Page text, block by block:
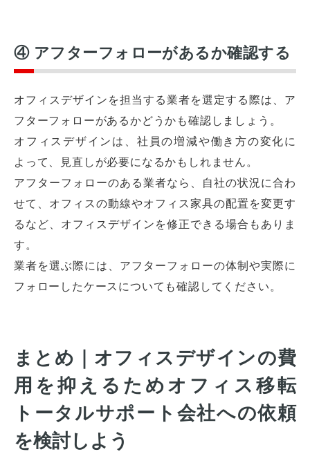
④ アフターフォローがあるか確認する
オフィスデザインを担当する業者を選定する際は、ア
フターフォローがあるかどうかも確認しましょう。
オフィスデザインは、社員の増減や働き方の変化に
よって、見直しが必要になるかもしれません。
アフターフォローのある業者なら、自社の状況に合わ
せて、オフィスの動線やオフィス家具の配置を変更す
るなど、オフィスデザインを修正できる場合もありま
す。
業者を選ぶ際には、アフターフォローの体制や実際に
フォローしたケースについても確認してください。
まとめ｜オフィスデザインの費
用を抑えるためオフィス移転
トータルサポート会社への依頼
を検討しよう